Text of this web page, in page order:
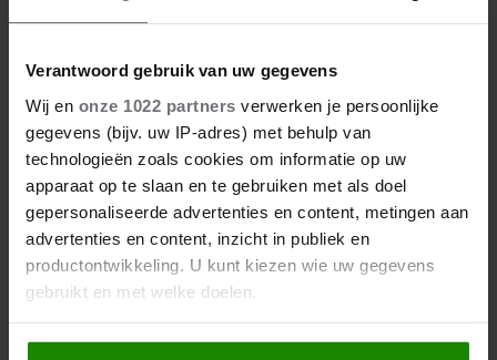
Verantwoord gebruik van uw gegevens
Wij en onze 1022 partners verwerken je persoonlijke
gegevens (bijv. uw IP-adres) met behulp van
technologieën zoals cookies om informatie op uw
apparaat op te slaan en te gebruiken met als doel
gepersonaliseerde advertenties en content, metingen aan
advertenties en content, inzicht in publiek en
productontwikkeling. U kunt kiezen wie uw gegevens
gebruikt en met welke doelen.
Als u het toestaat, willen we ook graag: